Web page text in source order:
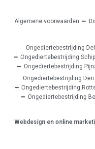
Algemene voorwaarden
Ongediertebestrijding
Ongediertebestrijding
Ongediertebestrijding
Ongediertebestrijding Den
Ongediertebestrijding
Ongediertebestrijding
Webdesign en online